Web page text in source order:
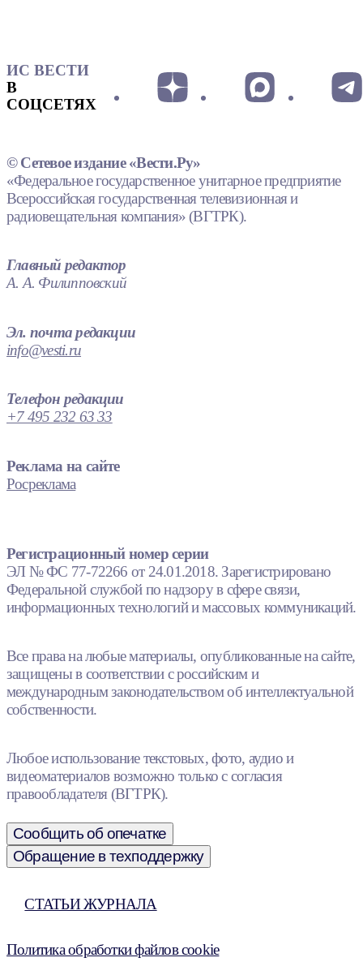
ИС ВЕСТИ
В
СОЦСЕТЯХ
© Сетевое издание «Вести.Ру»
«Федеральное государственное унитарное предприятие
Всероссийская государственная телевизионная и
радиовещательная компания» (ВГТРК).
Главный редактор
А. А. Филипповский
Эл. почта редакции
info@vesti.ru
Телефон редакции
+7 495 232 63 33
Реклама на сайте
Росреклама
Регистрационный номер серии
ЭЛ № ФС 77-72266 от 24.01.2018. Зарегистрировано
Федеральной службой по надзору в сфере связи,
информационных технологий и массовых коммуникаций.
Все права на любые материалы, опубликованные на сайте,
защищены в соответствии с российским и
международным законодательством об интеллектуальной
собственности.
Любое использование текстовых, фото, аудио и
видеоматериалов возможно только с согласия
правообладателя (ВГТРК).
Сообщить об опечатке
Обращение в техподдержку
СТАТЬИ ЖУРНАЛА
Политика обработки файлов cookie